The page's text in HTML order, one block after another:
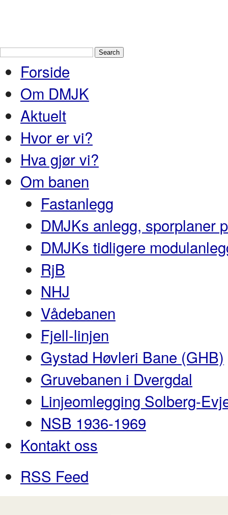
Forside
Om DMJK
Aktuelt
Hvor er vi?
Hva gjør vi?
Om banen
Fastanlegg
DMJKs anlegg, sporplaner
DMJKs tidligere
RjB
NHJ
Vådebanen
Fjell-linjen
Gystad Høvleri Bane (GHB)
Gruvebanen i Dvergdal
Linjeomlegging Solberg-
NSB 1936-1969
Kontakt oss
RSS Feed